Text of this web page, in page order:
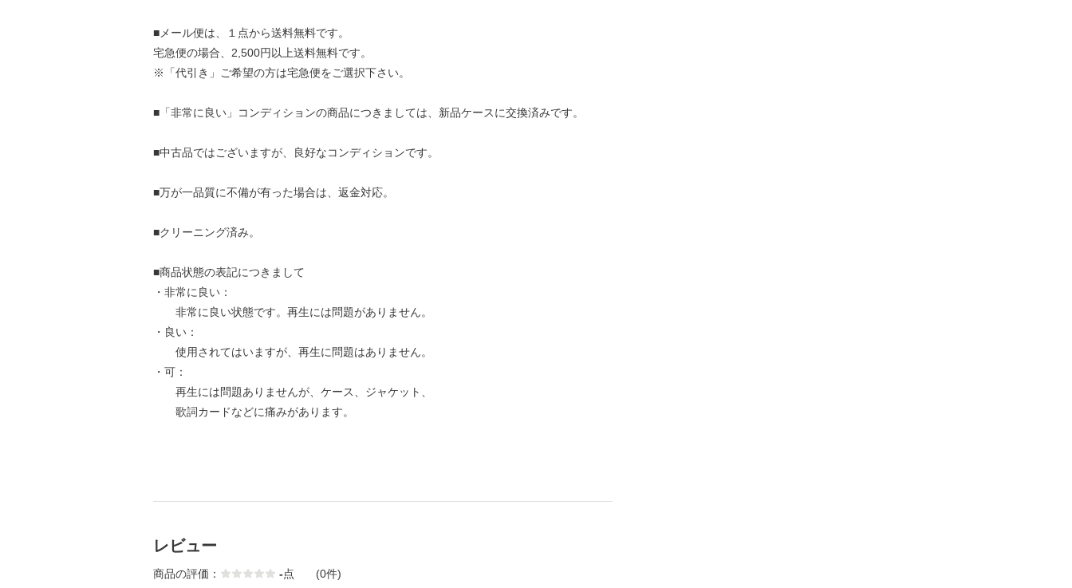
■メール便は、１点から送料無料です。
宅急便の場合、2,500円以上送料無料です。
※「代引き」ご希望の方は宅急便をご選択下さい。
■「非常に良い」コンディションの商品につきましては、新品ケースに交換済みです。
■中古品ではございますが、良好なコンディションです。
■万が一品質に不備が有った場合は、返金対応。
■クリーニング済み。
■商品状態の表記につきまして
・非常に良い：
非常に良い状態です。再生には問題がありません。
・良い：
使用されてはいますが、再生に問題はありません。
・可：
再生には問題ありませんが、ケース、ジャケット、
歌詞カードなどに痛みがあります。
レビュー
商品の評価： -点 (0件)